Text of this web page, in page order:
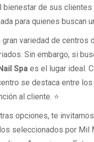
de sus clientes
para quienes buscan
gran variedad de
Sin embargo, si
Spaes el lugar ideal.
se destaca entre
al cliente. ⭐
opciones, te
seleccionados por Mil